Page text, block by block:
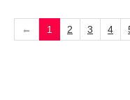
← 1 2 3 4